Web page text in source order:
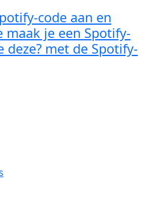
code aan en
maak je een Spotify-
deze? met de Spotify-